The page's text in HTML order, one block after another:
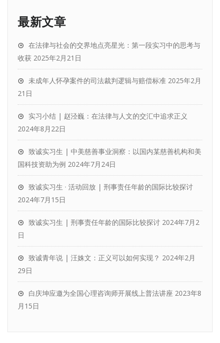
最新文章
在法律与社会的交界地点亮星光：第一段实习中的思考与
收获 2025年2月21日
未成年人怀孕案件的司法裁判逻辑与赔偿标准 2025年2月
21日
实习小结 | 赵泾巍：在法律与人文的交汇中追求正义
2024年8月22日
致诚实习生 | 中美慈善事业洞察：以国内某慈善机构和美
国科技资助为例 2024年7月24日
致诚实习生 · 活动回放 | 刑事责任年龄的国际比较探讨
2024年7月15日
致诚实习生 | 刑事责任年龄的国际比较探讨 2024年7月2
日
致诚青年说 | 汪姝文：正义可以如何实现？ 2024年2月
29日
白庆坤应邀为全国心理咨询师开展线上普法讲座 2023年8
月15日